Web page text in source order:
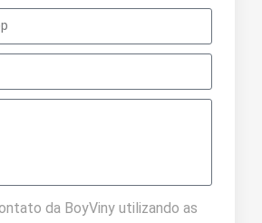
da BoyViny utilizando as